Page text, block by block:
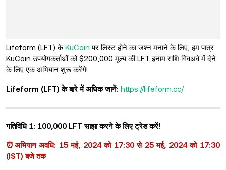
Lifeform (LFT) केKuCoin पर लिस्ट होने का जश्न मनाने के लिए, हम पात्र
KuCoin उपयोगकर्ताओं को $200,000 मूल्य की LFT इनाम राशि गिवअवे में देने
के लिए एक अभियान शुरू करेंगे!
Lifeform (LFT) के बारे में अधिक जानें: https://lifeform.cc/
गतिविधि 1: 100,000 LFT साझा करने के लिए ट्रेड करें!
⏰अभियान अवधि: 15 मई, 2024 को 17:30 से 25 मई, 2024 को 17:30
(IST) बजे तक